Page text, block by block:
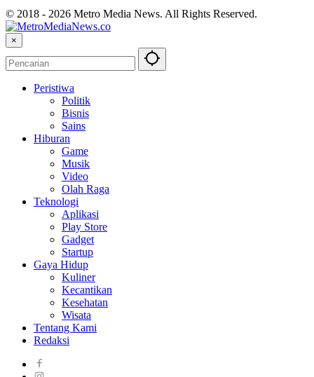
© 2018 - 2026 Metro Media News. All Rights Reserved.
×
Peristiwa
Politik
Bisnis
Sains
Hiburan
Game
Musik
Video
Olah Raga
Teknologi
Aplikasi
Play Store
Gadget
Startup
Gaya Hidup
Kuliner
Kecantikan
Kesehatan
Wisata
Tentang Kami
Redaksi